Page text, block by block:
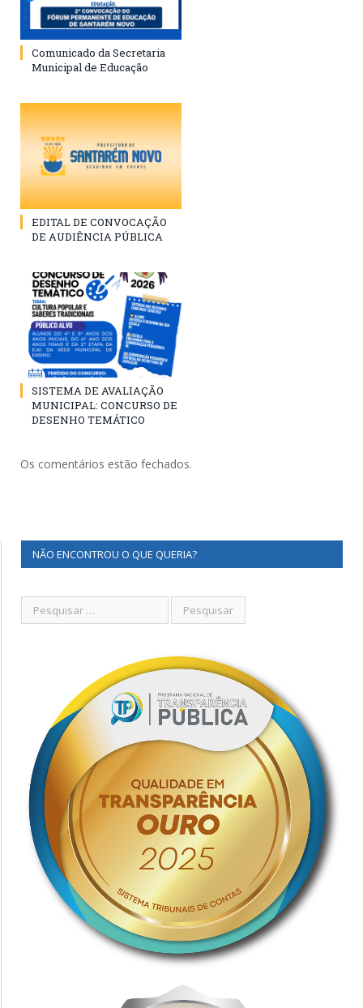
Comunicado da Secretaria
Municipal de Educação
EDITAL DE CONVOCAÇÃO
DE AUDIÊNCIA PÚBLICA
SISTEMA DE AVALIAÇÃO
MUNICIPAL: CONCURSO DE
DESENHO TEMÁTICO
Os comentários estão fechados.
NÃO ENCONTROU O QUE QUERIA?